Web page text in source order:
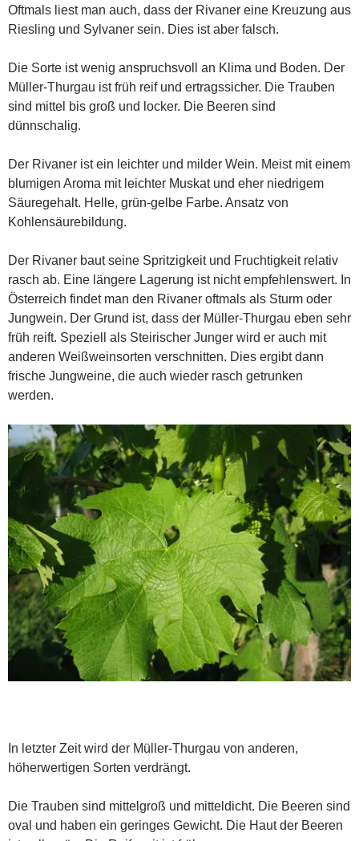
Oftmals liest man auch, dass der Rivaner eine Kreuzung aus
Riesling und Sylvaner sein. Dies ist aber falsch.
Die Sorte ist wenig anspruchsvoll an Klima und Boden. Der
Müller-Thurgau ist früh reif und ertragssicher. Die Trauben
sind mittel bis groß und locker. Die Beeren sind
dünnschalig.
Der Rivaner ist ein leichter und milder Wein. Meist mit einem
blumigen Aroma mit leichter Muskat und eher niedrigem
Säuregehalt. Helle, grün-gelbe Farbe. Ansatz von
Kohlensäurebildung.
Der Rivaner baut seine Spritzigkeit und Fruchtigkeit relativ
rasch ab. Eine längere Lagerung ist nicht empfehlenswert. In
Österreich findet man den Rivaner oftmals als Sturm oder
Jungwein. Der Grund ist, dass der Müller-Thurgau eben sehr
früh reift. Speziell als Steirischer Junger wird er auch mit
anderen Weißweinsorten verschnitten. Dies ergibt dann
frische Jungweine, die auch wieder rasch getrunken
werden.
In letzter Zeit wird der Müller-Thurgau von anderen,
höherwertigen Sorten verdrängt.
Die Trauben sind mittelgroß und mitteldicht. Die Beeren sind
oval und haben ein geringes Gewicht. Die Haut der Beeren